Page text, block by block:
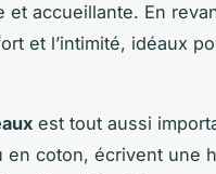
et accueillante. En
et l’intimité, idéaux
est tout aussi
en coton, écrivent une